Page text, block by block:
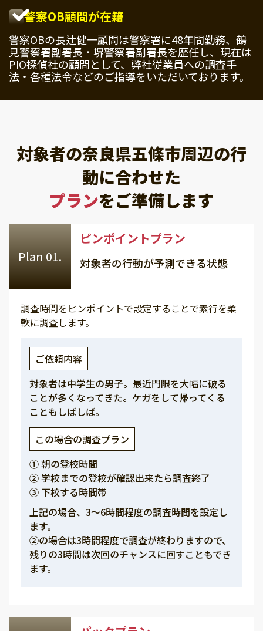
警察OB顧問が在籍
警察OBの長辻健一顧問は警察署に48年間勤務、鶴
見警察署副署長・堺警察署副署長を歴任し、現在は
PIO探偵社の顧問として、弊社従業員への調査手
法・各種法令などのご指導をいただいております。
対象者の奈良県五條市周辺の行
動に合わせた
プランをご準備します
ピンポイントプラン
対象者の行動が予測できる状態
調査時間をピンポイントで設定することで素行を柔
軟に調査します。
ご依頼内容
対象者は中学生の男子。最近門限を大幅に破る
ことが多くなってきた。ケガをして帰ってくる
こともしばしば。
この場合の調査プラン
① 朝の登校時間
② 学校までの登校が確認出来たら調査終了
③ 下校する時間帯
上記の場合、3～6時間程度の調査時間を設定し
ます。
②の場合は3時間程度で調査が終わりますので、
残りの3時間は次回のチャンスに回すこともでき
ます。